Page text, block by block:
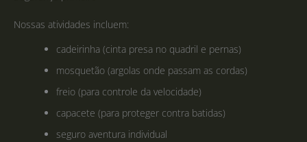
Nossas atividades incluem:
cadeirinha (cinta presa no quadril e pernas)
mosquetão (argolas onde passam as cordas)
freio (para controle da velocidade)
capacete (para proteger contra batidas)
seguro aventura individual